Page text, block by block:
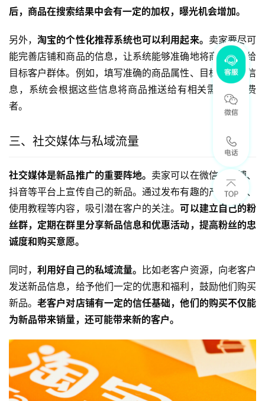
后，商品在搜索结果中会有一定的加权，曝光机会增加。
另外，淘宝的个性化推荐系统也可以利用起来。 卖家要尽可
能完善店铺和商品的信息，让系统能够准确地将商品推荐给
目标客户群体。例如，填写准确的商品属性、目标人群等信
息，系统会根据这些信息将商品推送给有相关需求的消费
者。
三、社交媒体与私域流量
社交媒体是新品推广的重要阵地。 卖家可以在微信、微博、
抖音等平台上宣传自己的新品。通过发布有趣的产品介绍、
使用教程等内容，吸引潜在客户的关注。可以建立自己的粉
丝群，定期在群里分享新品信息和优惠活动，提高粉丝的忠
诚度和购买意愿。
同时，利用好自己的私域流量。
比如老客户资源，向老客户
发送新品信息，给予他们一定的优惠和福利，鼓励他们购买
新品。老客户对店铺有一定的信任基础，他们的购买不仅能
为新品带来销量，还可能带来新的客户。